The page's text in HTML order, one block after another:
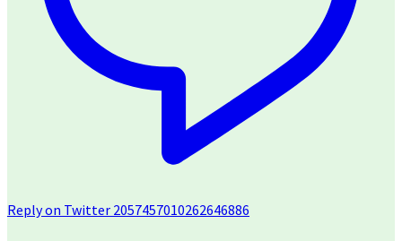
Reply on Twitter 2057457010262646886